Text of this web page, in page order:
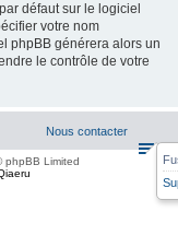
défaut sur le logiciel
votre nom
phpBB générera alors un
le contrôle de votre
Nous contacter
phpBB Limited